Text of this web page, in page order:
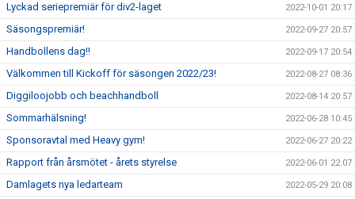
Lyckad seriepremiär för div2-laget 2022-10-01 20:17
Säsongspremiär! 2022-09-27 20:57
Handbollens dag!! 2022-09-17 20:54
Välkommen till Kickoff för säsongen 2022/23! 2022-08-27 08:36
Diggiloojobb och beachhandboll 2022-08-14 20:57
Sommarhälsning! 2022-06-28 10:45
Sponsoravtal med Heavy gym! 2022-06-27 20:22
Rapport från årsmötet - årets styrelse 2022-06-01 22:07
Damlagets nya ledarteam 2022-05-29 20:08